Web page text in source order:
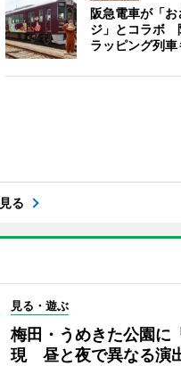
阪急電車が「
ジ」とコラボ
ラッピング列車
る
見る・遊ぶ
梅田・うめきた公園に
現 昼と夜で異なる演